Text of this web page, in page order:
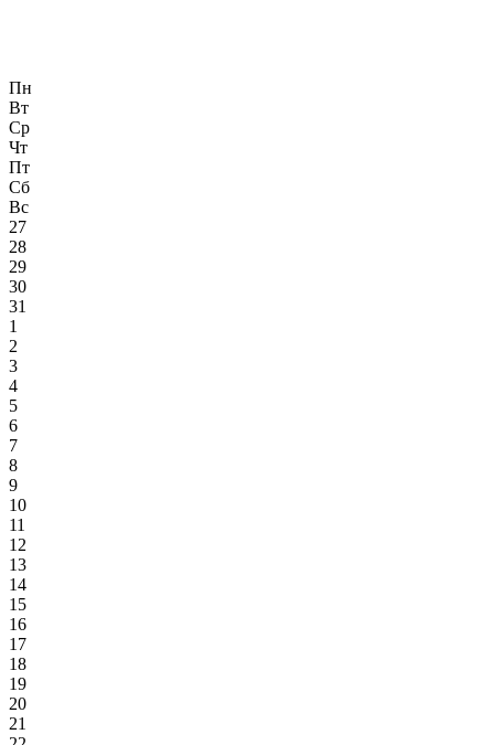
Пн
Вт
Ср
Чт
Пт
Сб
Вс
27
28
29
30
31
1
2
3
4
5
6
7
8
9
10
11
12
13
14
15
16
17
18
19
20
21